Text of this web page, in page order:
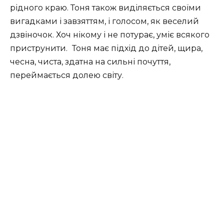
рідного краю. Тоня також виділяється своїми
вигадками і завзяттям, і голосом, як веселий
дзвіночок. Хоч нікому і не потурає, уміє всякого
приструнити. Тоня має підхід до дітей, щира,
чесна, чиста, здатна на сильні почуття,
переймається долею світу.